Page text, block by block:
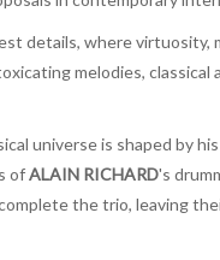
details, where virtuosity,
melodies, classical
universe is shaped by
ofALAIN RICHARD's
the trio, leaving